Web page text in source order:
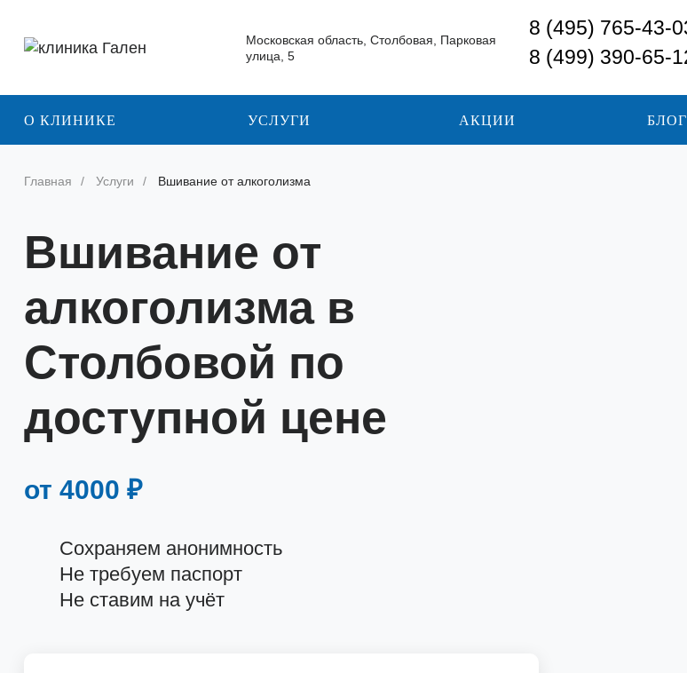
Московская область, Столбовая, Парковая
улица, 5
8 (495) 765-43-
8 (499) 390-65-
О КЛИНИКЕ УСЛУГИ АКЦИИ БЛОГ
Главная Услуги Вшивание от алкоголизма
Вшивание от
алкоголизма в
Столбовой по
доступной цене
от 4000 ₽
Сохраняем анонимность
Не требуем паспорт
Не ставим на учёт